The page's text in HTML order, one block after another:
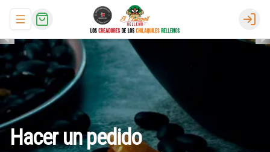
Abrir menu de navegación
Hacerunpedido